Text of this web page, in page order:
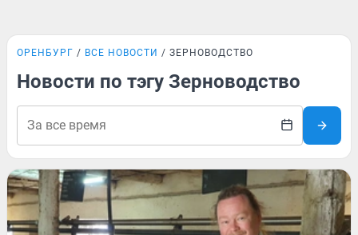
ОРЕНБУРГ ВСЕ НОВОСТИ ЗЕРНОВОДСТВО
Новости по тэгу Зерноводство